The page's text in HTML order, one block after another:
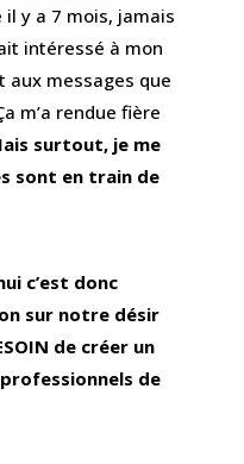
il y a 7 mois, jamais
intéressé à mon
aux messages que
m’a rendue fière
surtout, je me
sont en train de
c’est donc
sur notre désir
de créer un
de